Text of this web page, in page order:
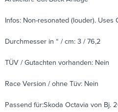
Infos: Non-resonated (louder). Uses
Durchmesser in “ / cm: 3 / 76,2
TÜV / Gutachten vorhanden: Nein
Race Version / ohne Tüv: Nein
Passend für:Skoda Octavia von Bj.